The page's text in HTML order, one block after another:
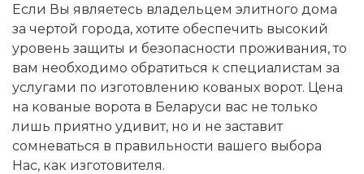
Если Вы являетесь владельцем элитного дома
за чертой города, хотите обеспечить высокий
уровень защиты и безопасности проживания, то
вам необходимо обратиться к специалистам за
услугами по изготовлению кованых ворот. Цена
на кованые ворота в Беларуси вас не только
лишь приятно удивит, но и не заставит
сомневаться в правильности вашего выбора
Нас, как изготовителя.